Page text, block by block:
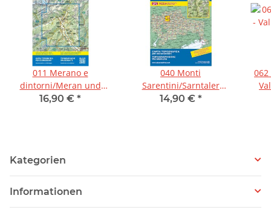
011 Merano e
dintorni/Meran und
Umgebung 1:25.000
16,90 € *
040 Monti
Sarentini/Sarntaler
Alpen 1:25.000
14,90 € *
Kategorien
Informationen